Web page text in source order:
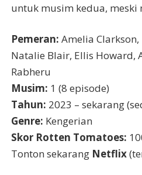
untuk musim kedua, meski
Pemeran: Amelia
Natalie Blair, Ellis Howard,
Rabheru
Musim: 1 (8 episode)
Tahun: 2023 – sekarang
Genre: Kengerian
Skor Rotten Tomatoes:
Tonton sekarang Netflix